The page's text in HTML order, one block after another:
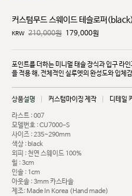
커스텀무드 스웨이드 테슬로퍼
KRW 210,000원 179,000원
포인트를 더하는 미니멀 태슬 장식과 입구 라
을 적용해, 전체적인 실루엣의 완성도와 입체
상품설명 커스텀마이징 제작 디테일
라스트 : 007
모델번호 : CU7000-S
사이즈 : 235~290mm
색상 : black
외피 : 천연 스웨이드 100%
힐 : 3cm
인솔 : 1cm
아웃솔 : 3mm 카스타솔
제조: Made In Korea (Hand made)